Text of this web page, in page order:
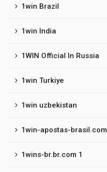
1win Brazil
1win India
1WIN Official In Russia
1win Turkiye
1win uzbekistan
1win-apostas-brasil.com
1wins-br.br.com 1